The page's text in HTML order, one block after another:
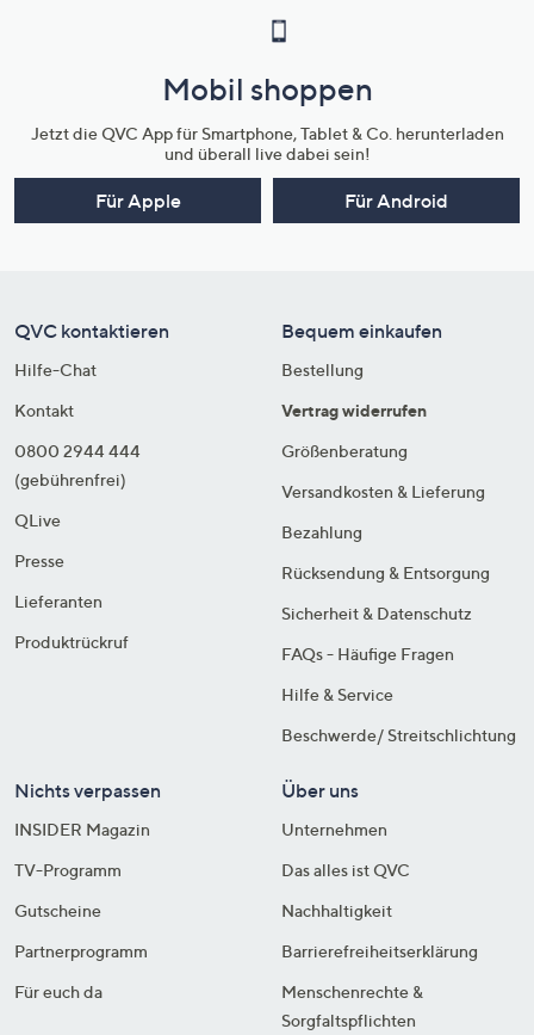
Mobil shoppen
Jetzt die QVC App für Smartphone, Tablet & Co. herunterladen
und überall live dabei sein!
Für Apple Für Android
QVC kontaktieren
Hilfe-Chat
Kontakt
0800 2944 444
(gebührenfrei)
QLive
Presse
Lieferanten
Produktrückruf
Bequem einkaufen
Bestellung
Vertrag widerrufen
Größenberatung
Versandkosten & Lieferung
Bezahlung
Rücksendung & Entsorgung
Sicherheit & Datenschutz
FAQs - Häufige Fragen
Hilfe & Service
Beschwerde/ Streitschlichtung
Nichts verpassen
INSIDER Magazin
TV-Programm
Gutscheine
Partnerprogramm
Für euch da
Über uns
Unternehmen
Das alles ist QVC
Nachhaltigkeit
Barrierefreiheitserklärung
Menschenrechte &
Sorgfaltspflichten